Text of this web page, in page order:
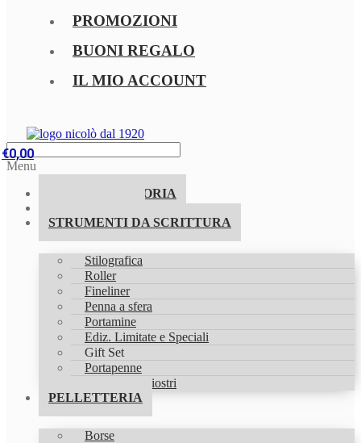
PROMOZIONI
BUONI REGALO
IL MIO ACCOUNT
€0,00
Menu
LA NOSTRA STORIA
STRUMENTI DA SCRITTURA
Stilografica
Roller
Fineliner
Penna a sfera
Portamine
Ediz. Limitate e Speciali
Gift Set
Portapenne
Refill & Inchiostri
PELLETTERIA
Borse